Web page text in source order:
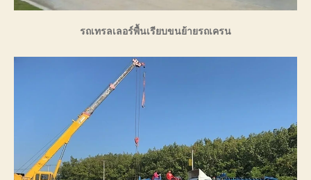
รถเทรลเลอร์พื้นเรียบขนย้ายรถเครน